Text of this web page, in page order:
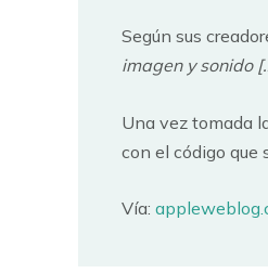
Según sus
imagen y sonido
Una vez tomada
con el código que
Vía: